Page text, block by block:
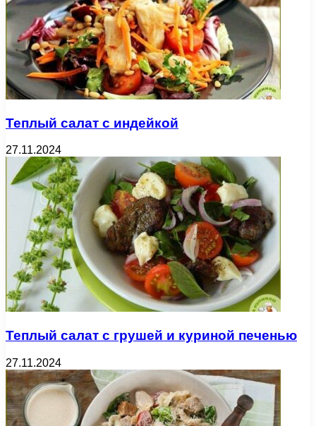
Теплый салат с индейкой
27.11.2024
Теплый салат с грушей и куриной печенью
27.11.2024